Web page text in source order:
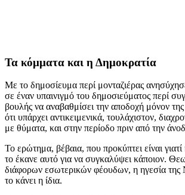
Τα κόμματα και η Δημοκρατία
Με το δημοσίευμα περί μονταζιέρας
σε έναν υπαινιγμό του δημοσιεύματος περί
βουλής να αναβαθμίσει την αποδοχή μόνον
ότι υπάρχει αντικειμενικά, τουλάχιστον,
με θύματα, και στην περίοδο πριν από την
Το ερώτημα, βέβαια, που προκύπτει είναι
το έκανε αυτό για να συγκαλύψει κάποιον.
διάφορων εσωτερικών φέουδων, η ηγεσία της
το κάνει η ίδια.